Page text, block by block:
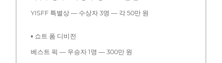
YISFF 특별상 — 수상자 3명 — 각 50만 원
▪ 쇼트 폼 디비전
베스트 픽 — 우승자 1명 — 300만 원